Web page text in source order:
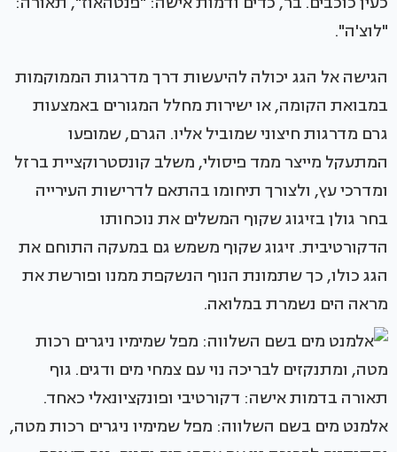
"לוצ'ה".
הגישה אל הגג יכולה להיעשות דרך מדרגות הממוקמות
במבואת הקומה, או ישירות מחלל המגורים באמצעות
גרם מדרגות חיצוני שמוביל אליו. הגרם, שמופעו
המתעקל מייצר ממד פיסולי, משלב קונסטרוקציית ברזל
ומדרכי עץ, ולצורך תיחומו בהתאם לדרישות העירייה
בחר גולן בזיגוג שקוף המשלים את נוכחותו
הדקורטיבית. זיגוג שקוף משמש גם במעקה התוחם את
הגג כולו, כך שתמונת הנוף הנשקפת ממנו ופורשת את
מראה הים נשמרת במלואה.
אלמנט מים בשם השלווה: מפל שמימיו ניגרים רכות מטה,